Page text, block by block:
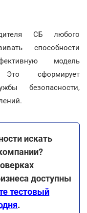
СБ любого
способности
модель
Это сформирует
безопасности,
искать
доступны
тестовый
.